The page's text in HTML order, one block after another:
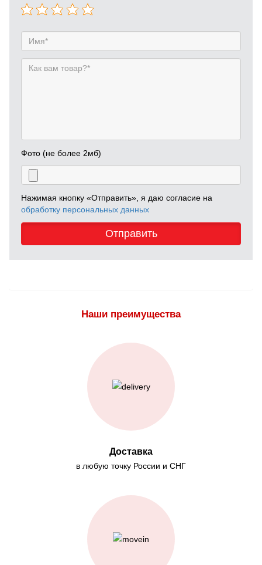
Фото (не более 2мб)
Нажимая кнопку «Отправить», я даю согласие на
обработку персональных данных
Отправить
Наши преимущества
Доставка
в любую точку России и СНГ